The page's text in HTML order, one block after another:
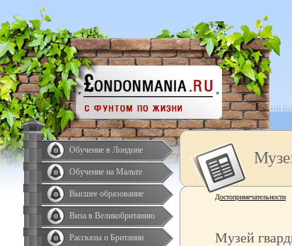
Обучение в Лондоне
Обучение на Мальте
Высшее образование
Виза в Великобританию
Рассказы о Британии
Достопримечательности
Музей